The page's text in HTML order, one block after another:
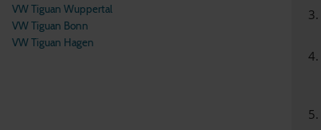
VW Tiguan Wuppertal
VW Tiguan Bonn
VW Tiguan Hagen